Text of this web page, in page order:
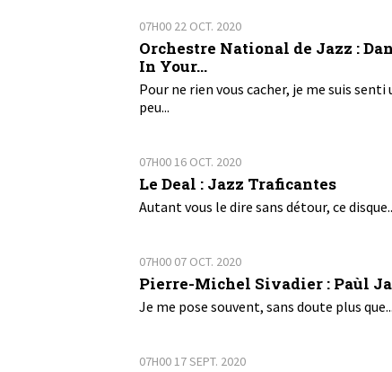
07H00 22 OCT. 2020
Orchestre National de Jazz :
In Your...
Pour ne rien vous cacher, je me suis senti
peu...
07H00 16 OCT. 2020
Le Deal : Jazz Traficantes
Autant vous le dire sans détour, ce
07H00 07 OCT. 2020
Pierre-Michel Sivadier : Paùl
Je me pose souvent, sans doute plus que...
07H00 17SEPT. 2020